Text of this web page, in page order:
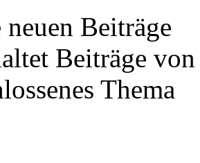
Beiträge
Beiträge
Thema